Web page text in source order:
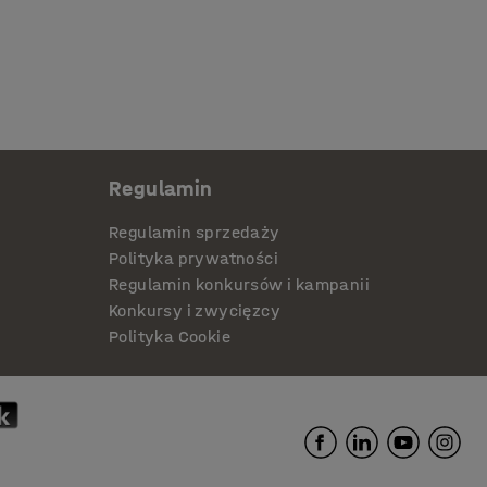
Regulamin
Regulamin sprzedaży
Polityka prywatności
Regulamin konkursów i kampanii
Konkursy i zwycięzcy
Polityka Cookie